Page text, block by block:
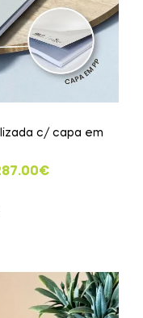
c/ capa em
€